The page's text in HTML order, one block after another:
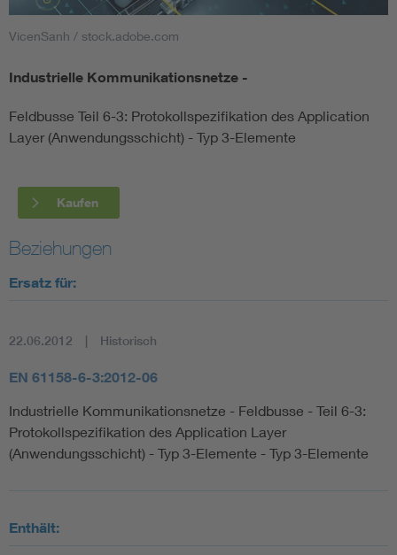
Smart Cities
DKE Fachinformationen im Kontext der Normung
Blitzschutz: DIN EN 62305 in der Übersicht
DIN VDE 0100 für sichere Elektroinstallationen
Elektrofachkraft (EFK)
VicenSanh / stock.adobe.com
Industrielle Kommunikationsnetze -
Feldbusse Teil 6-3: Protokollspezifikation des Application
Layer (Anwendungsschicht) - Typ 3-Elemente
Kaufen
Beziehungen
Ersatz für:
22.06.2012 Historisch
EN 61158-6-3:2012-06
Industrielle Kommunikationsnetze - Feldbusse - Teil 6-3:
Protokollspezifikation des Application Layer
(Anwendungsschicht) - Typ 3-Elemente - Typ 3-Elemente
Enthält: